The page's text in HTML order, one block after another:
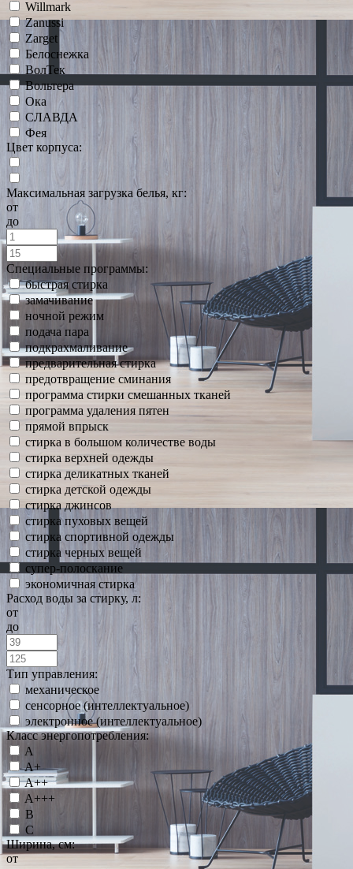
Willmark
Zanussi
Zarget
Белоснежка
ВолТек
Вольтера
Ока
СЛАВДА
Фея
Цвет корпуса:
Максимальная загрузка белья, кг:
от
до
Специальные программы:
быстрая стирка
замачивание
ночной режим
подача пара
подкрахмаливание
предварительная стирка
предотвращение сминания
программа стирки смешанных тканей
программа удаления пятен
прямой впрыск
стирка в большом количестве воды
стирка верхней одежды
стирка деликатных тканей
стирка детской одежды
стирка джинсов
стирка пуховых вещей
стирка спортивной одежды
стирка черных вещей
супер-полоскание
экономичная стирка
Расход воды за стирку, л:
от
до
Тип управления:
механическое
сенсорное (интеллектуальное)
электронное (интеллектуальное)
Класс энергопотребления:
A
A+
A++
A+++
B
C
Ширина, см:
от